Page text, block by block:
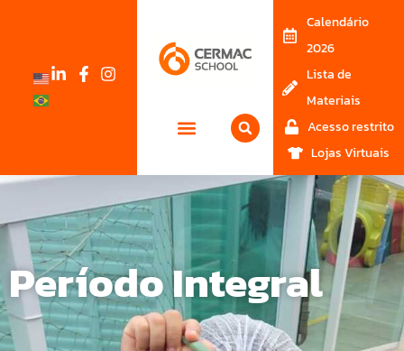
Calendário
2026
Lista de
Materiais
Acesso restrito
Lojas Virtuais
Período Integral